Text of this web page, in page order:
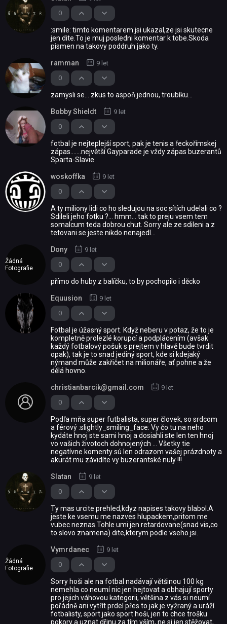
0
:smile: timto komentarem jsi ukazal,ze jsi skutecne
jen dite.To je muj posledni komentar k tobe.Skoda
pismen na takovy poddruh jako ty.
0
ramman 9 let
zamysli se... zkus to aspoň jednou, troubíku...
0
Bobby Shieldt 9 let
fotbal je nejteplejší sport, pak je tenis a řeckořímskej
zápas.......největší Gayparade je vždy zápas buzerantů
Sparta-Slavie
0
woskoffka 9 let
A ty miliony lidi co ho sledujou na soc sítích udelali co ?
Sdileli jeho fotku ?... hmm... tak to preju vsem tem
somalcum teda dobrou chut. Sorry ale ze sdileni a z
tetovani se jeste nikdo nenajedl...
Žádná
Fotografie
0
Dony 9 let
přímo do huby z balíčku, to by pochopilo i děcko
0
Equusion 9 let
Fotbal je úžasný sport. Když neberu v potaz, že to je
kompletně prolezlé korupcí a podplácením (avšak
každý fotbalový pošuk s prejtem v hlavě bude tvrdit
opak), tak je to snad jediný sport, kde si kdejaký
nýmand může zakřičet na milionáře, ať pohne a že
dělá hovno.
0
christianbarcik@gmail.com 9 let
Podľa mňa super futbalista, super človek, so srdcom
a férový :slightly_smiling_face: Vy čo tu na neho
kydáte hnoj ste sami hnoj a dosiahli ste len ten hnoj
vo vašich životoch dohnojených ... Všetky tie
negatívne komenty sú len odrazom vašej prázdnoty a
akurát mu závidíte vy buzerantské nuly !!!
0
Slatan 9 let
Ty mas urcite prehled,kdyz napises takovy blabol.A
jeste ke vsemu me nazves hlupackem,pritom me
vubec neznas.Tohle umi jen retardovane(snad vis,co
to slovo znamena) dite,kterym podle vseho jsi.
Žádná
Fotografie
0
Vymrdanec 9 let
Sorry hoši ale na fotbal nadávají většinou 100 kg
nemehla co neumí nic jen hejtovat a obhajují sporty
pro jejich váhovou kategorii, většina z vás si neumí
pořádně ani vytřít prdel přes to jak je vyžraný a uráží
fotbalisty, sport jako sport hoši, jen to chce trošku
pokory a uznat dřinu za tím vším, ne si jen stěžovat,